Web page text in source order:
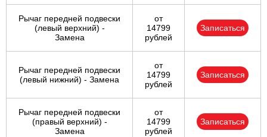
Рычаг передней подвески
(левый верхний) -
Замена
от
14799
рублей
Записаться
Рычаг передней подвески
(левый нижний) - Замена
от
14799
рублей
Записаться
Рычаг передней подвески
(правый верхний) -
Замена
от
14799
рублей
Записаться